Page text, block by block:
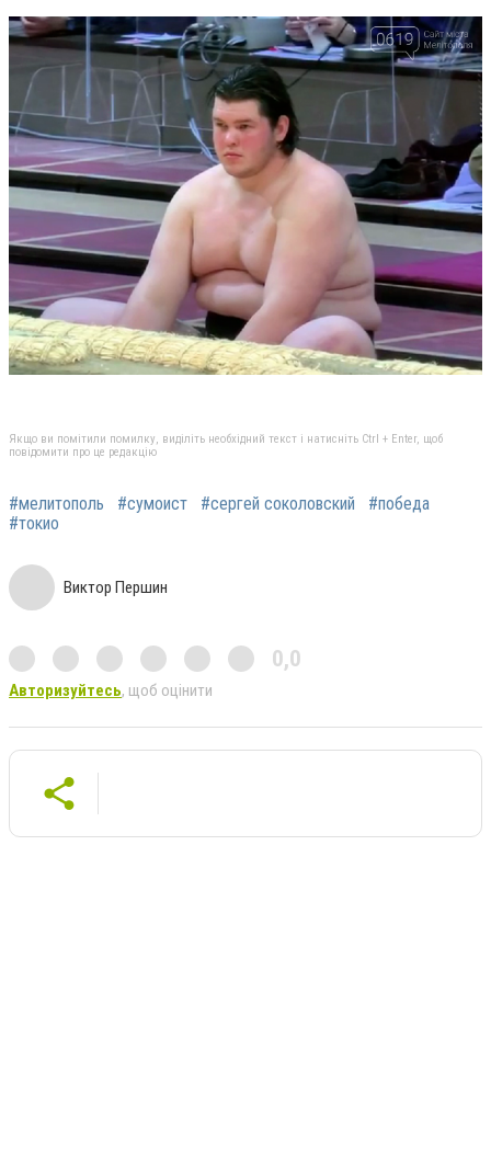
Якщо ви помітили помилку, виділіть необхідний текст і натисніть Ctrl + Enter, щоб
повідомити про це редакцію
#мелитополь #сумоист #сергей соколовский
#победа
#токио
Виктор Першин
0,0
Авторизуйтесь, щоб оцінити